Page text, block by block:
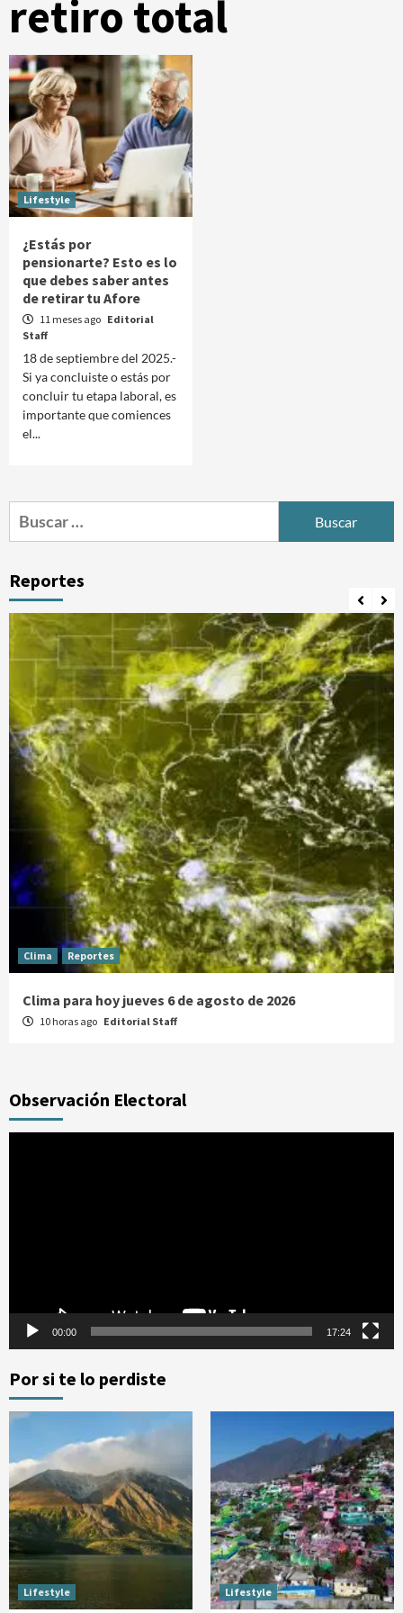
retiro total
Lifestyle
¿Estás por
pensionarte? Esto es lo
que debes saber antes
de retirar tu Afore
11 meses ago Editorial
Staff
18 de septiembre del 2025.-
Si ya concluiste o estás por
concluir tu etapa laboral, es
importante que comiences
el...
Buscar:
Reportes
Clima Reportes
Clima para hoy jueves 6 de agosto de 2026
10 horas ago Editorial Staff
Observación Electoral
00:00 17:24
Por si te lo perdiste
Lifestyle Lifestyle